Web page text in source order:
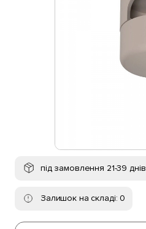
під замовлення 21-39 днів
Залишок на складі: 0